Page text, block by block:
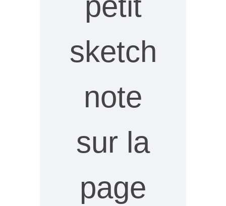
sketch
note
sur la
page